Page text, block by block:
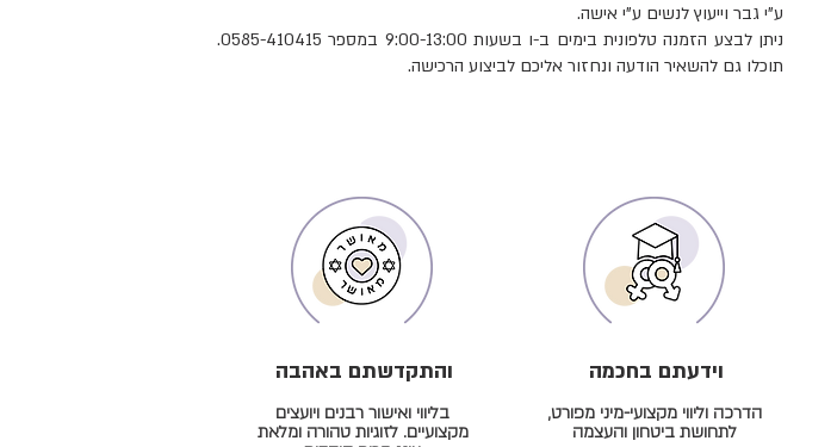
ע"י גבר וייעוץ לנשים ע"י אישה.
ניתן לבצע הזמנה טלפונית בימים ב-ו בשעות 9:00-13:00 במספר 0585-410415.
תוכלו גם להשאיר הודעה ונחזור אליכם לביצוע הרכישה.
והתקדשתם באהבה
בליווי ואישור רבנים ויועצים
מקצועיים. לזוגיות טהורה ומלאת
וידעתם בחכמה
הדרכה וליווי מקצועי-מיני מפורט,
לתחושת ביטחון והעצמה